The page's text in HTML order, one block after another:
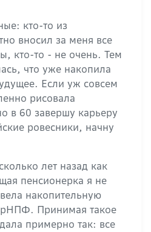
кто-то из
вносил за меня все
кто-то - не очень. Тем
что уже накопила
Если уж совсем
рисовала
в 60 завершу карьеру
ровесники, начну
лет назад как
пенсионерка я не
накопительную
Принимая такое
примерно так: все